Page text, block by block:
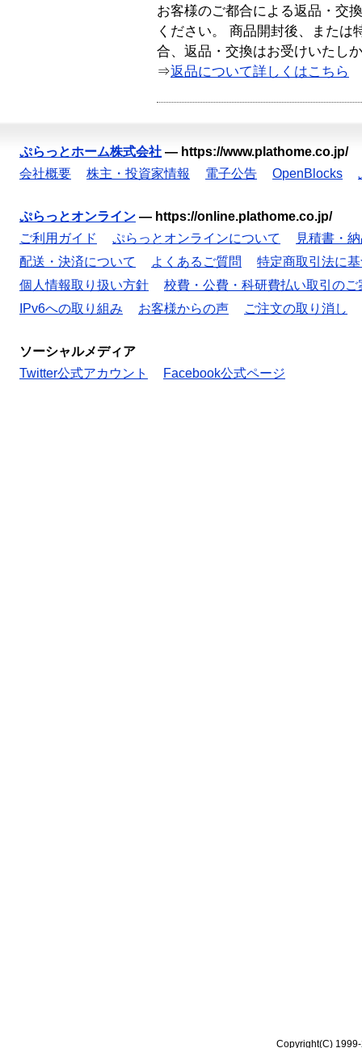
お客様のご都合による返品・交
ください。 商品開封後、または
合、返品・交換はお受けいたし
⇒返品について詳しくはこちら
ぷらっとホーム株式会社 — https://www.plathome.co.jp/
会社概要
株主・投資家情報 電子公告 OpenBlocks
ぷらっとオンライン — https://online.plathome.co.jp/
ご利用ガイド
ぷらっとオンラインについて
見積書・
配送・決済について
よくあるご質問
特定商取引法に
個人情報取り扱い方針
校費・公費・科研費払い取引のご
IPv6への取り組み
お客様からの声 ご注文の取り消し
ソーシャルメディア
Twitter公式アカウント
Facebook公式ページ
Copyright(C)